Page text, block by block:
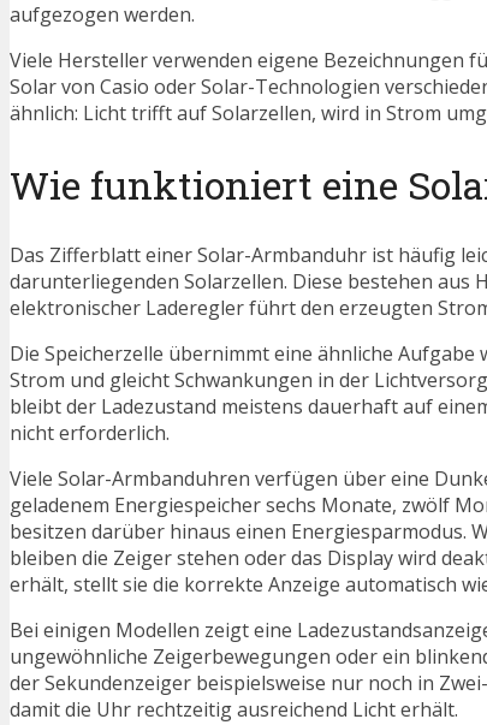
aufgezogen werden.
Viele Hersteller verwenden eigene Bezeichnungen
Solar von Casio oder Solar-Technologien
ähnlich: Licht trifft auf Solarzellen, wird in Strom
Wie funktioniert eine
Das Zifferblatt einer Solar-Armbanduhr ist häufig
darunterliegenden Solarzellen. Diese bestehen aus
elektronischer Laderegler führt den erzeugten
Die Speicherzelle übernimmt eine ähnliche
Strom und gleicht Schwankungen in der
bleibt der Ladezustand meistens dauerhaft auf
nicht erforderlich.
Viele Solar-Armbanduhren verfügen über eine
geladenem Energiespeicher sechs Monate, zwölf
besitzen darüber hinaus einen Energiesparmodus.
bleiben die Zeiger stehen oder das Display wird
erhält, stellt sie die korrekte Anzeige automatisch
Bei einigen Modellen zeigt eine
ungewöhnliche Zeigerbewegungen oder ein
der Sekundenzeiger beispielsweise nur noch in
damit die Uhr rechtzeitig ausreichend Licht erhält.